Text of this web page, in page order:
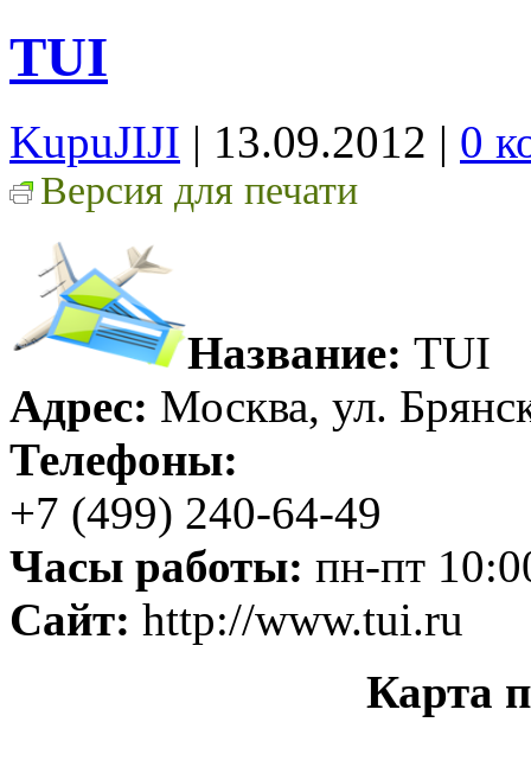
TUI
KupuJIJI | 13.09.2012 | 0
Версия для печати
Название: TUI
Адрес: Москва, ул.
Телефоны:
+7 (499) 240-64-49
Часы работы: пн-пт
Сайт: http://www.tui.ru
Карта